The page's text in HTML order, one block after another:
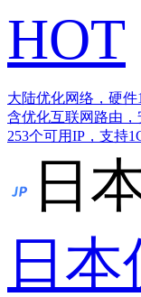
HOT
大陆优化网络，硬件
含优化互联网路由，
253个可用IP，支持
日
日